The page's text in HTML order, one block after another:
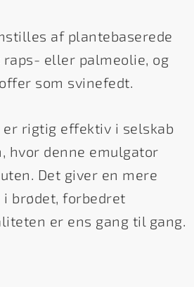
af plantebaserede
eller palmeolie, og
som svinefedt.
er rigtig effektiv i selskab
hvor denne emulgator
Det giver en mere
brødet, forbedret
er ens gang til gang.